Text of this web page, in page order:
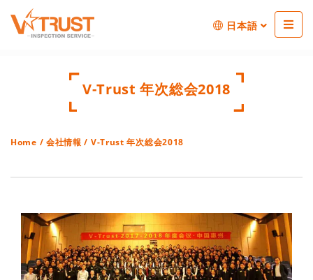
日本語
V-Trust 年次総会2018
Home / 会社情報 / V-Trust 年次総会2018